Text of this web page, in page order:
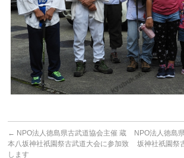
← NPO法人徳島県古武道協会主催 蔵
本八坂神社祇園祭古武道大会に参加致
します
NPO法人徳島
坂神社祇園祭